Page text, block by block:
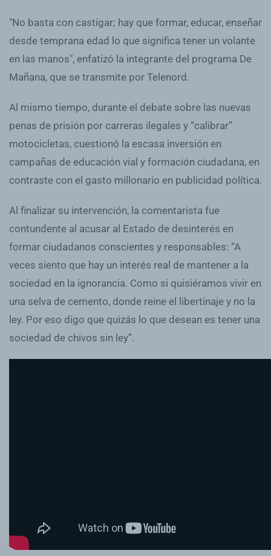
"No basta con castigar; hay que formar, educar, enseñar
desde temprana edad lo que significa tener un volante
en las manos", enfatizó la integrante del programa De
Mañana, que se transmite por Telenord.
Al mismo tiempo, durante el debate sobre las nuevas
penas de prisión por carreras ilegales y “calibrar”
motocicletas, cuestionó la escasa inversión en
campañas de educación vial y formación ciudadana, en
contraste con el gasto millonario en publicidad política.
Al finalizar su intervención, la comentarista fue
contundente al acusar al Estado de desinterés en
formar ciudadanos conscientes y responsables: “A
veces siento que hay un interés real de mantener a la
sociedad en la ignorancia. Como si quisiéramos vivir en
una selva de cemento, donde reine el libertinaje y no la
ley. Por eso digo que quizás lo que desean es tener una
sociedad de chivos sin ley”.